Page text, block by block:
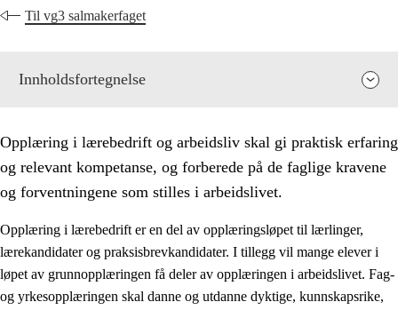
Til vg3 salmakerfaget
Innholdsfortegnelse
Opplæring i lærebedrift og arbeidsliv skal gi praktisk erfaring
og relevant kompetanse, og forberede på de faglige kravene
og forventningene som stilles i arbeidslivet.
Opplæring i lærebedrift er en del av opplæringsløpet til lærlinger,
lærekandidater og praksisbrevkandidater. I tillegg vil mange elever i
løpet av grunnopplæringen få deler av opplæringen i arbeidslivet. Fag-
og yrkesopplæringen skal danne og utdanne dyktige, kunnskapsrike,